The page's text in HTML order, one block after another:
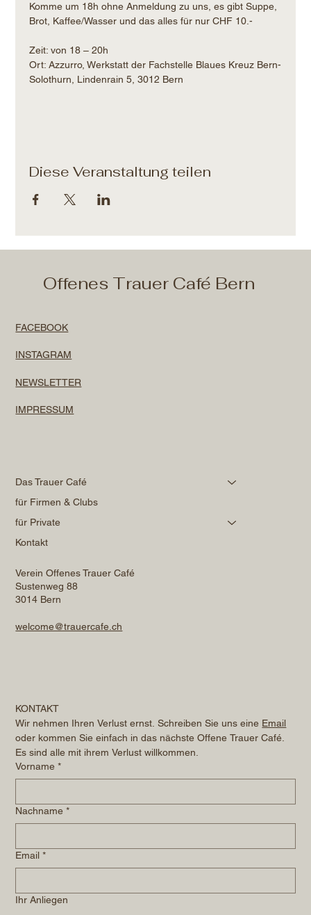
Komme um 18h ohne Anmeldung zu uns, es gibt Suppe,
Brot, Kaffee/Wasser und das alles für nur CHF 10.-
Zeit: von 18 – 20h​
Ort: Azzurro, Werkstatt der Fachstelle Blaues Kreuz Bern-
Solothurn, Lindenrain 5, 3012 Bern
Diese Veranstaltung teilen
Offenes Trauer Café Bern
FACEBOOK
INSTAGRAM
NEWSLETTER
IMPRESSUM
Das Trauer Café
für Firmen & Clubs
für Private
Kontakt
Verein Offenes Trauer Café
Sustenweg 88
3014 Bern
welcome@trauercafe.ch
KONTAKT
Wir nehmen Ihren Verlust ernst. Schreiben Sie uns eine Email
oder kommen Sie einfach in das nächste Offene Trauer Café.
Es sind alle mit ihrem Verlust willkommen.
Vorname *
Nachname *
Email *
Ihr Anliegen